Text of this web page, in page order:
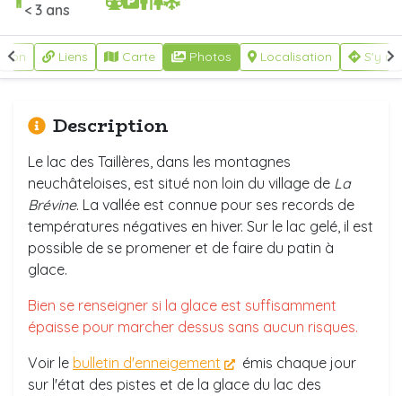
< 3 ans
Liens Carte Photos Localisation S'y
Description
Le lac des Taillères, dans les montagnes
neuchâteloises, est situé non loin du village de La
Brévine. La vallée est connue pour ses records de
températures négatives en hiver. Sur le lac gelé, il est
possible de se promener et de faire du patin à
glace.
Bien se renseigner si la glace est suffisamment
épaisse pour marcher dessus sans aucun risques.
Voir le bulletin d'enneigement
émis chaque jour
sur l'état des pistes et de la glace du lac des